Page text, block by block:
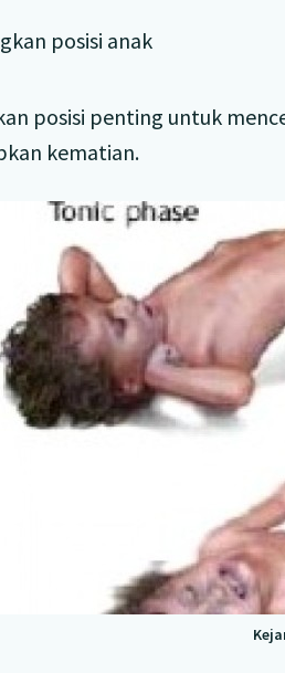
posisi anak
posisi penting untuk
kematian.